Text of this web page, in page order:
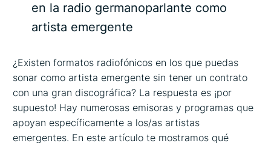
en la radio germanoparlante como
artista emergente
¿Existen formatos radiofónicos en los que puedas
sonar como artista emergente sin tener un contrato
con una gran discográfica? La respuesta es ¡por
supuesto! Hay numerosas emisoras y programas que
apoyan específicamente a los/as artistas
emergentes. En este artículo te mostramos qué